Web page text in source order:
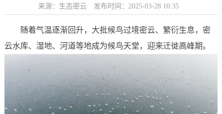
来源：生态密云 发布时间：2025-03-28 10:35
随着气温逐渐回升，大批候鸟过境密云、繁衍生息，密
云水库、湿地、河道等地成为候鸟天堂，迎来迁徙高峰期。